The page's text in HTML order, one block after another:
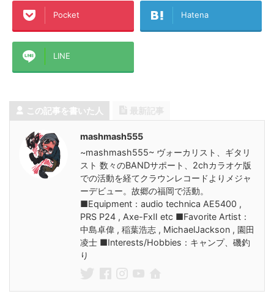
Pocket Hatena
LINE
この記事を書いた人
mashmash555
~mashmash555~ ヴォーカリスト、ギタリ
スト 数々のBANDサポート、2chカラオケ版
での活動を経てクラウンレコードよりメジャ
ーデビュー。故郷の福岡で活動。
■Equipment：audio technica AE5400 ,
PRS P24 , Axe-FxⅡ etc ■Favorite Artist：
中島卓偉 , 稲葉浩志 , MichaelJackson , 園田
凌士 ■Interests/Hobbies：キャンプ、磯釣
り